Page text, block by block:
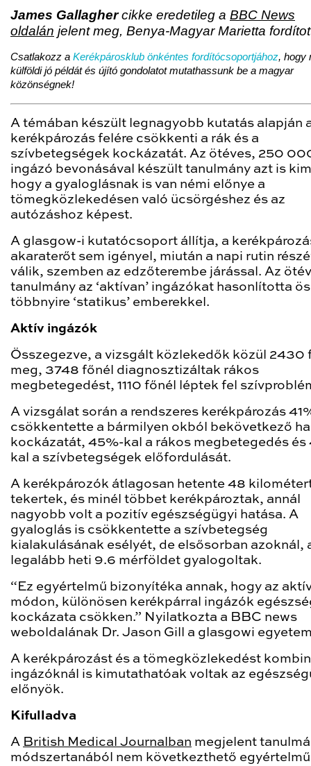
James Gallaghercikke eredetileg a BBC News
oldalán jelent meg, Benya-Magyar Marietta
Csatlakozz a Kerékpárosklub önkéntes fordítócsoportjához, hogy
külföldi jó példát és újító gondolatot mutathassunk be a magyar
közönségnek!
A témában készült legnagyobb kutatás alapján
kerékpározás felére csökkenti a rák és a
szívbetegségek kockázatát. Az ötéves, 250
ingázó bevonásával készült tanulmány azt is
hogy a gyaloglásnak is van némi előnye a
tömegközlekedésen való ücsörgéshez és az
autózáshoz képest.
A glasgow-i kutatócsoport állítja, a
akaraterőt sem igényel, miután a napi rutin
válik, szemben az edzőterembe járással. Az
tanulmány az ‘aktívan’ ingázókat hasonlította
többnyire ‘statikus’ emberekkel.
Aktív ingázók
Összegezve, a vizsgált közlekedők közül 2430
meg, 3748 főnél diagnosztizáltak rákos
megbetegedést, 1110 főnél léptek fel
A vizsgálat során a rendszeres kerékpározás
csökkentette a bármilyen okból bekövetkező
kockázatát, 45%-kal a rákos megbetegedés és
kal a szívbetegségek előfordulását.
A kerékpározók átlagosan hetente 48
tekertek, és minél többet kerékpároztak, annál
nagyobb volt a pozitív egészségügyi hatása. A
gyaloglás is csökkentette a szívbetegség
kialakulásának esélyét, de elsősorban azoknál,
legalább heti 9.6 mérföldet gyalogoltak.
“Ez egyértelmű bizonyítéka annak, hogy az
módon, különösen kerékpárral ingázók
kockázata csökken.” Nyilatkozta a BBC news
weboldalának Dr. Jason Gill a glasgowi
A kerékpározást és a tömegközlekedést
ingázóknál is kimutathatóak voltak az
előnyök.
Kifulladva
A British Medical Journalban megjelent
módszertanából nem következthető